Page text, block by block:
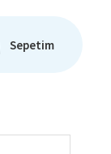
Sepetim